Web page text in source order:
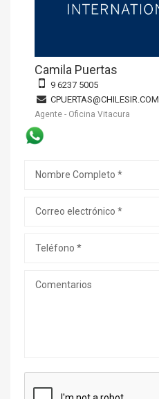
Camila Puertas
9 6237 5005
CPUERTAS@CHILESIR.COM
Agente - Oficina Vitacura